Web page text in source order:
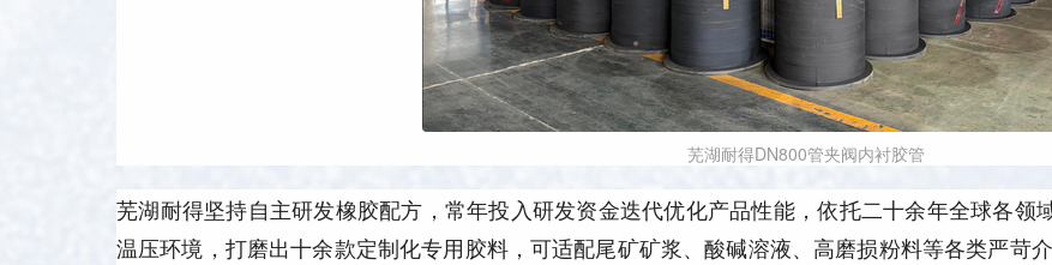
芜湖耐得DN800管夹阀内衬胶管
芜湖耐得坚持自主研发橡胶配方，常年投入研发资金迭代优化产品性能，依托二十余年全球各领
温压环境，打磨出十余款定制化专用胶料，可适配尾矿矿浆、酸碱溶液、高磨损粉料等各类严苛